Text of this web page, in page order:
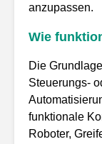
anzupassen.
Wie
Die
Steuerungs-
funktionale
Roboter,